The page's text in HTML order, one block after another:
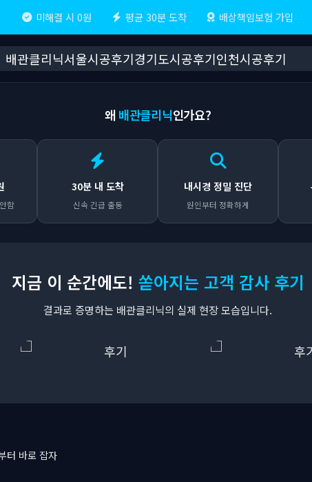
미해결 시 0원 평균 30분 도착 배상책임보험 가입
배관클리닉서울시공후기경기도시공후기인천시공후기
왜 배관클리닉인가요?
함
30분 내 도착
신속 긴급 출동
내시경 정밀 진단
원인부터 정확하게
지금 이 순간에도! 쏟아지는 고객 감사 후기
결과로 증명하는 배관클리닉의 실제 현장 모습입니다.
터 바로 잡자